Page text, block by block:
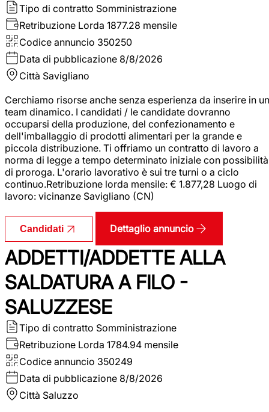
Tipo di contratto Somministrazione
Retribuzione Lorda 1877.28 mensile
Codice annuncio 350250
Data di pubblicazione 8/8/2026
Città Savigliano
Cerchiamo risorse anche senza esperienza da inserire in un
team dinamico. I candidati / le candidate dovranno
occuparsi della produzione, del confezionamento e
dell'imballaggio di prodotti alimentari per la grande e
piccola distribuzione. Ti offriamo un contratto di lavoro a
norma di legge a tempo determinato iniziale con possibilità
di proroga. L'orario lavorativo è sui tre turni o a ciclo
continuo.Retribuzione lorda mensile: € 1.877,28 Luogo di
lavoro: vicinanze Savigliano (CN)
Candidati Dettaglio annuncio
ADDETTI/ADDETTE ALLA
SALDATURA A FILO -
SALUZZESE
Tipo di contratto Somministrazione
Retribuzione Lorda 1784.94 mensile
Codice annuncio 350249
Data di pubblicazione 8/8/2026
Città Saluzzo